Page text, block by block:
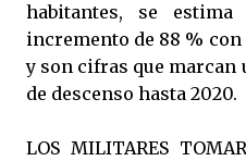
habitantes, se
incremento de 88 %
y son cifras que marcan
de descenso hasta 2020.
LOS MILITARES